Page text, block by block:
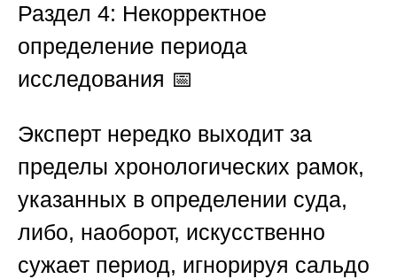
Раздел 4: Некорректное
определение периода
исследования 📅
Эксперт нередко выходит за
пределы хронологических рамок,
указанных в определении суда,
либо, наоборот, искусственно
сужает период, игнорируя сальдо